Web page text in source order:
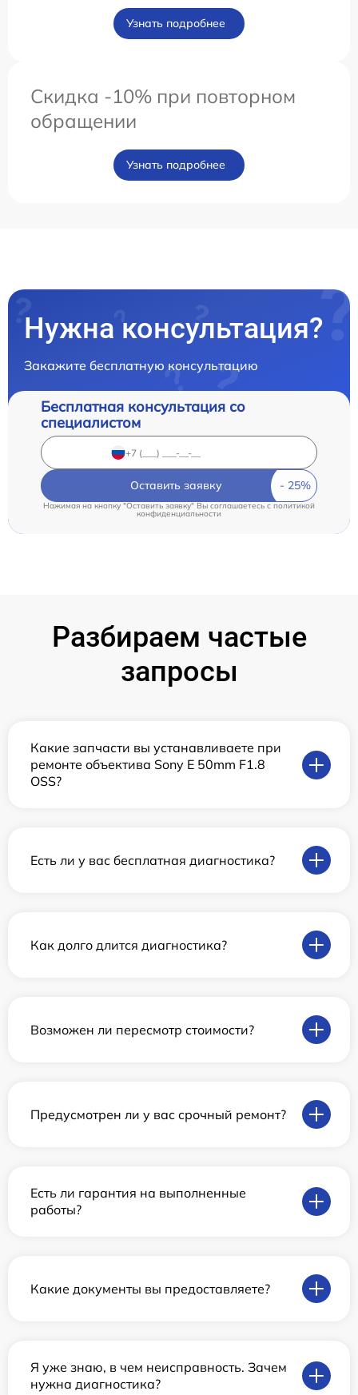
Узнать подробнее
Скидка -10% при повторном
обращении
Узнать подробнее
Нужна консультация?
Закажите бесплатную консультацию
Бесплатная консультация со
специалистом
Оставить заявку
Нажимая на кнопку "Оставить заявку" Вы соглашаетесь cполитикой
конфиденциальности
Разбираем частые
запросы
Какие запчасти вы устанавливаете при
ремонте объектива Sony E 50mm F1.8
OSS?
Есть ли у вас бесплатная диагностика?
Как долго длится диагностика?
Возможен ли пересмотр стоимости?
Предусмотрен ли у вас срочный ремонт?
Есть ли гарантия на выполненные
работы?
Какие документы вы предоставляете?
Я уже знаю, в чем неисправность. Зачем
нужна диагностика?